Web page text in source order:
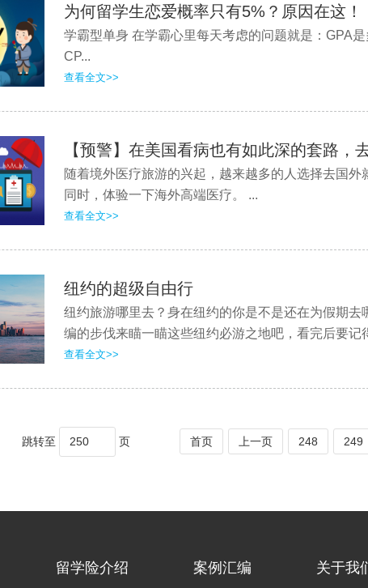
为何留学生恋爱概率只有5%？原因在这！
学霸型单身 在学霸心里每天考虑的问题就是：GPA
CP...
查看全文>>
【预警】在美国看病也有如此深的套路，
随着境外医疗旅游的兴起，越来越多的人选择去国
同时，体验一下海外高端医疗。 ...
查看全文>>
纽约的超级自由行
纽约旅游哪里去？身在纽约的你是不是还在为假期
编的步伐来瞄一瞄这些纽约必游之地吧，看完后要记
查看全文>>
跳转至 页 首页 上一页 248 249
留学险介绍 案例汇编 关于我